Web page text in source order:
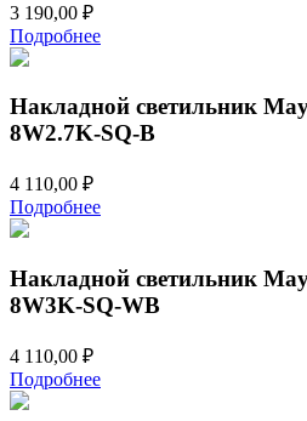
3 190,00 ₽
Подробнее
Накладной светильник
8W2.7K-SQ-B
4 110,00 ₽
Подробнее
Накладной светильник
8W3K-SQ-WB
4 110,00 ₽
Подробнее